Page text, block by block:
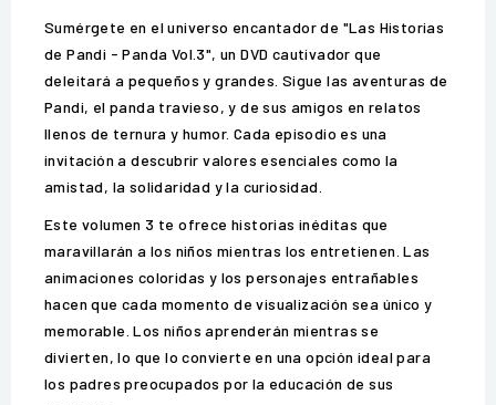
Sumérgete en el universo encantador de "Las Historias
de Pandi - Panda Vol.3", un DVD cautivador que
deleitará a pequeños y grandes. Sigue las aventuras de
Pandi, el panda travieso, y de sus amigos en relatos
llenos de ternura y humor. Cada episodio es una
invitación a descubrir valores esenciales como la
amistad, la solidaridad y la curiosidad.
Este volumen 3 te ofrece historias inéditas que
maravillarán a los niños mientras los entretienen. Las
animaciones coloridas y los personajes entrañables
hacen que cada momento de visualización sea único y
memorable. Los niños aprenderán mientras se
divierten, lo que lo convierte en una opción ideal para
los padres preocupados por la educación de sus